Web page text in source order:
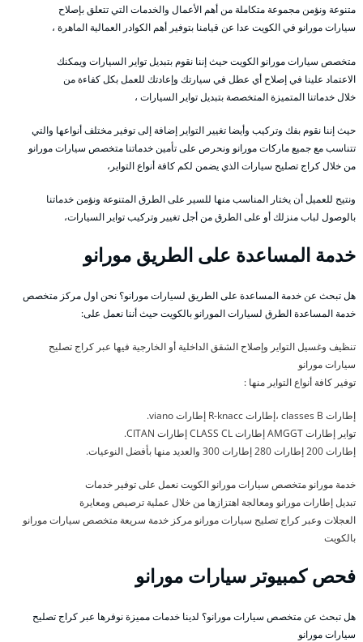
متنوعة ونؤمن مجموعة متكاملة من أهم الأعمال والخدمات التي تتعلق بإصلاح
سيارات مورانو في الكويت عدا عن قيامنا بتوفير أهم الكوادر العمالية الماهرة ،
متخصص سيارات مورانو الكويت حيث إننا نقوم بتبديل تواير السيارات ويمكنك
الاعتماد علينا في إصلاح أي عطل في سيارتك وإعادتك للعمل بكل كفاءة من
خلال خدماتنا المتميزة المتخصصة بتبديل تواير السيارات ،
حيث إننا نقوم بفك وتركيب وأيضا تغيير التواير إضافة إلى توفير مختلف أنواعها والتي
تتناسب مع جميع ماركات مورانو ونحرص على تأمين خدماتنا متخصص سيارات مورانو
من خلال كراج تصليح سيارات الذي يضمن لكم كافة أنواع التواير،
ونتيح للعميل أن يختار المناسب منها للسير على الطرق المتنوعة ونؤمن خدماتنا
بالوصول لباب منزلك أو على الطرق من أجل تغيير وتركيب تواير السيارات،
خدمة المساعدة على الطريق مورانو
هل تبحث عن خدمة المساعدة على الطريق لسيارات مورانو؟ نحن اول مركز متخصص
خدمة المساعدة الطرق لسيارات المورانو بالكويت حيث أننا نعمل على:
تنظيف وغسيل التواير وإصلاح الشقق الداخلية أو الخارجية فيها عبر كراج تصليح
سيارات مورانو
توفير كافة أنواع التواير منها :
إطارات classes B ،إطارات R-knacc إطارات viano.
تواير إطارات AMGGT إطارات CLASS CL إطارات CITAN.
إطارات 200 إطارات 280 إطارات 300 والعديد منها بأفضل النوعيات.
خدمة مورانو متخصص سيارات مورانو الكويت نعمل على توفير خدمات
تبديل إطارات مورانو ومعالجة اهتزازها من خلال عملية ترصيص ومعايرة
العجلات وعبر كراج تصليح سيارات مورانو مركز خدمة سريعة متخصص سيارات مورانو
بالكويت
فحص كمبيوتر سيارات مورانو
هل تبحث عن متخصص سيارات مورانو؟ لدينا خدمات مميزة نوفرها عبر كراج تصليح
سيارات مورانو